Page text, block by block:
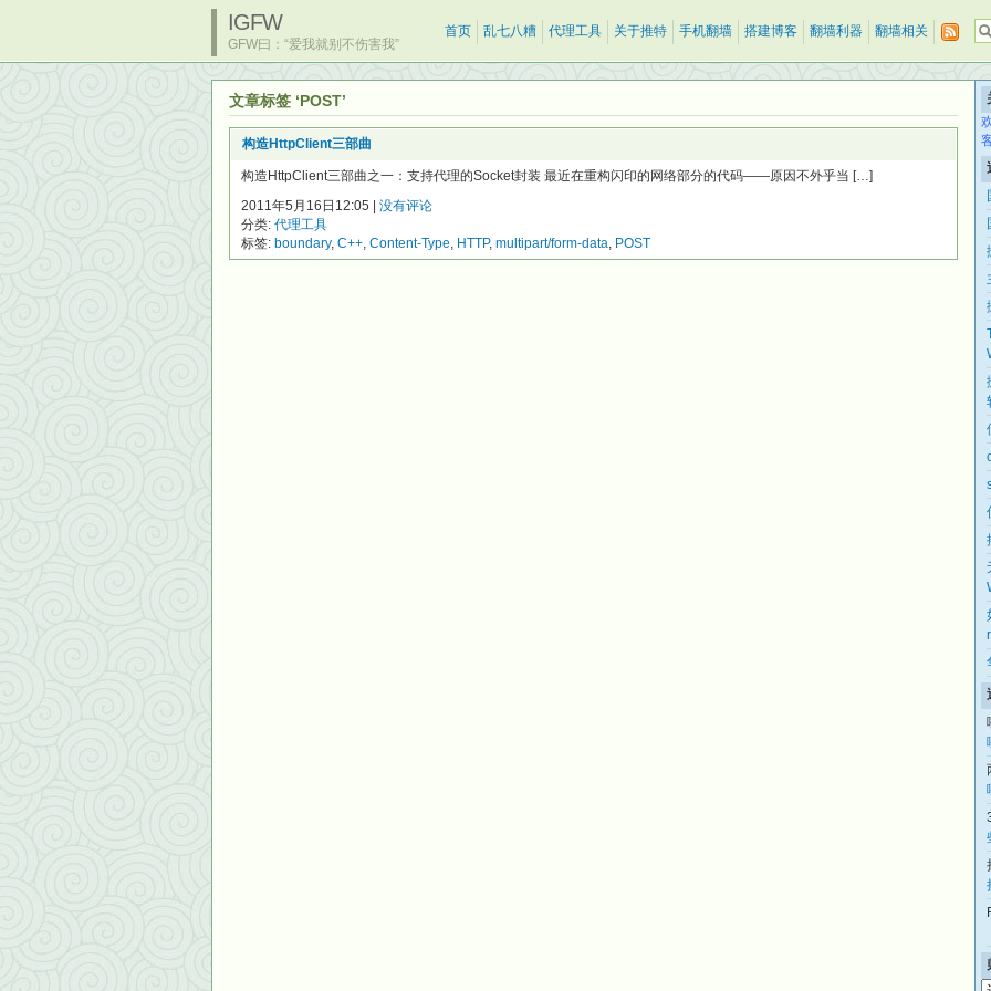
IGFW
GFW曰：“爱我就别不伤害我”
首页 乱七八糟 代理工具 关于推特 手机翻墙 搭建博客 翻墙利器 翻墙相关
文章标签 ‘POST’
构造HttpClient三部曲
构造HttpClient三部曲之一：支持代理的Socket封装 最近在重构闪印的网络部分的代码——原因不外乎当 […]
2011年5月16日12:05 | 没有评论
分类: 代理工具
标签: boundary, C++, Content-Type, HTTP, multipart/form-data, POST